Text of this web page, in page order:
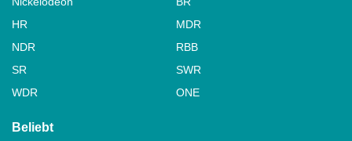
HR
MDR
NDR
RBB
SR
SWR
WDR
ONE
Beliebt